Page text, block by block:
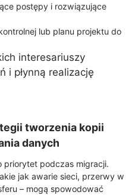
postępy i rozwiązujące
lub planu projektu do
interesariuszy
i płynną realizację
tworzenia kopii
danych
priorytet podczas migracji.
jak awarie sieci, przerwy w
– mogą spowodować